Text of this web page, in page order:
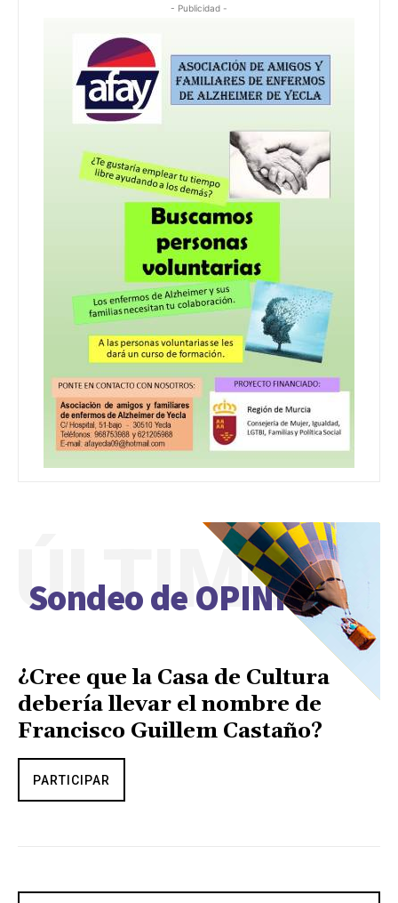
- Publicidad -
Sondeo de OPINIÓN
ÚLTIMO
¿Cree que la Casa de Cultura
debería llevar el nombre de
Francisco Guillem Castaño?
PARTICIPAR